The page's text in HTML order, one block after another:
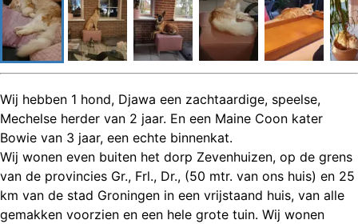
Wij hebben 1 hond, Djawa een zachtaardige, speelse,
Mechelse herder van 2 jaar. En een Maine Coon kater
Bowie van 3 jaar, een echte binnenkat.
Wij wonen even buiten het dorp Zevenhuizen, op de grens
van de provincies Gr., Frl., Dr., (50 mtr. van ons huis) en 25
km van de stad Groningen in een vrijstaand huis, van alle
gemakken voorzien en een hele grote tuin. Wij wonen